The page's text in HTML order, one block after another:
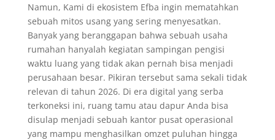
Namun, Kami di ekosistem Efba ingin mematahkan
sebuah mitos usang yang sering menyesatkan.
Banyak yang beranggapan bahwa sebuah usaha
rumahan hanyalah kegiatan sampingan pengisi
waktu luang yang tidak akan pernah bisa menjadi
perusahaan besar. Pikiran tersebut sama sekali tidak
relevan di tahun 2026. Di era digital yang serba
terkoneksi ini, ruang tamu atau dapur Anda bisa
disulap menjadi sebuah kantor pusat operasional
yang mampu menghasilkan omzet puluhan hingga